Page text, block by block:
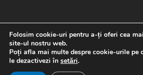
Copyright © 2026 Banda de picurare |
Folosim cookie-uri pentru a-ți oferi cea
site-ul nostru web.
Poți afla mai multe despre cookie-urile pe
le dezactivezi în setări.